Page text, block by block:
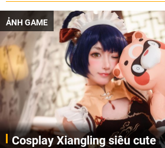
ẢNH GAME
Cosplay Xiangling siêu cute